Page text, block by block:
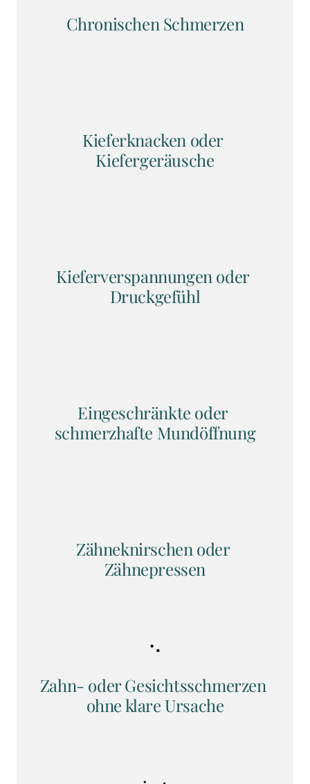
Chronischen Schmerzen
Kieferknacken oder
Kiefergeräusche
Kieferverspannungen oder
Druckgefühl
Eingeschränkte oder
schmerzhafte Mundöffnung
Zähneknirschen oder
Zähnepressen
Zahn- oder Gesichtsschmerzen
ohne klare Ursache